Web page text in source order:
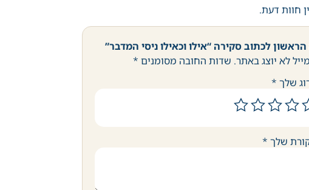
חוות דעת.
לכתוב סקירה “אילו וכאילו ניסי המדבר”
לא יוצג באתר. שדות החובה מסומנים *
שלך *
שלך *